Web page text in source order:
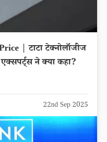
| टाटा टेक्नोलॉजीज
ने क्या कहा?
22nd Sep 2025